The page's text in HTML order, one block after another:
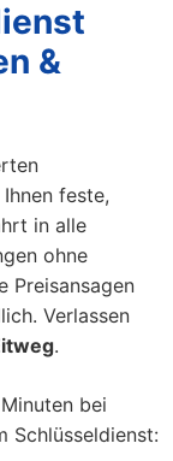
&
feste,
in alle
ohne
Preisansagen
Verlassen
.
bei
Schlüsseldienst: